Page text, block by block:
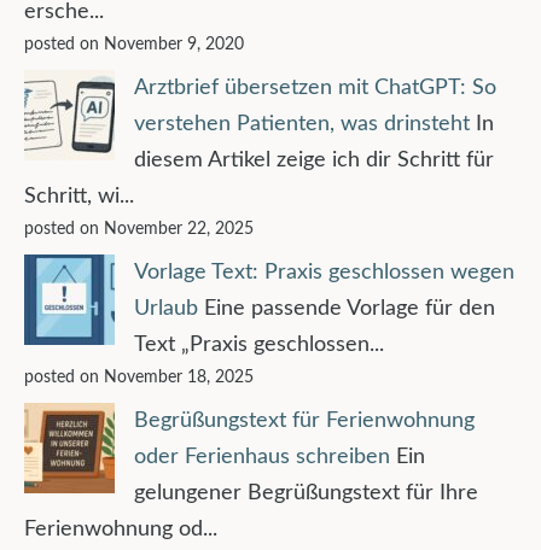
ersche...
posted on November 9, 2020
Arztbrief übersetzen mit ChatGPT: So
verstehen Patienten, was drinsteht
In
diesem Artikel zeige ich dir Schritt für
Schritt, wi...
posted on November 22, 2025
Vorlage Text: Praxis geschlossen wegen
Urlaub Eine passende Vorlage für den
Text „Praxis geschlossen...
posted on November 18, 2025
Begrüßungstext für Ferienwohnung
oder Ferienhaus schreiben Ein
gelungener Begrüßungstext für Ihre
Ferienwohnung od...